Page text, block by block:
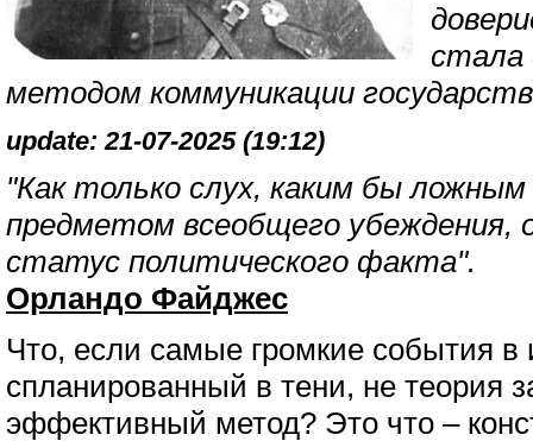
стала
методом коммуникации
update: 21-07-2025 (19:12)
"Как только слух, каким бы
предметом всеобщего убеждения,
статус политического факта".
Орландо Файджес
Что, если самые громкие события в
спланированный в тени, не теория
эффективный метод? Это что –